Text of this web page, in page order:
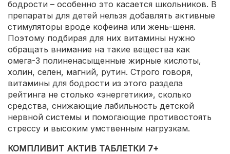
бодрости – особенно это касается школьников. В
препараты для детей нельзя добавлять активные
стимуляторы вроде кофеина или жень-шеня.
Поэтому подбирая для них витамины нужно
обращать внимание на такие вещества как
омега-3 полиненасыщенные жирные кислоты,
холин, селен, магний, рутин. Строго говоря,
витамины для бодрости из этого раздела
рейтинга не столько «энергетики», сколько
средства, снижающие лабильность детской
нервной системы и помогающие противостоять
стрессу и высоким умственным нагрузкам.
КОМПЛИВИТ АКТИВ ТАБЛЕТКИ 7+